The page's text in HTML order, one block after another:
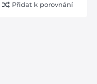
Přidat k porovnání